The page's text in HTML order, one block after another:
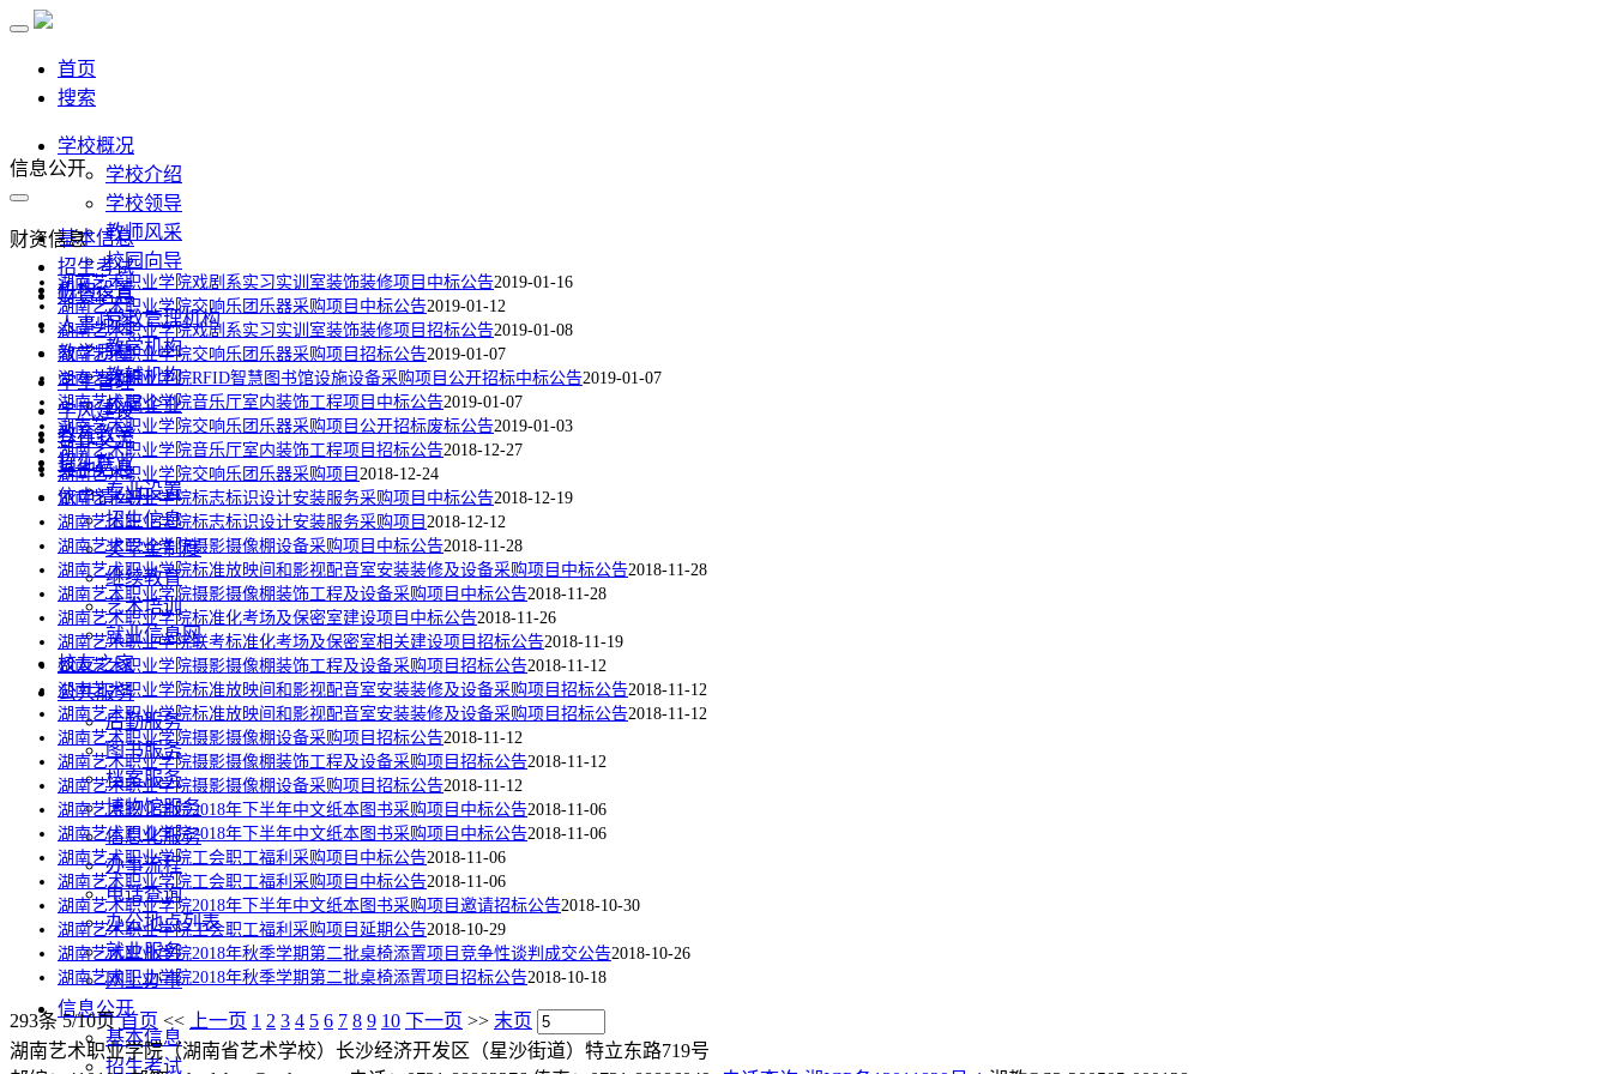
首页
搜索
学校概况
学校介绍
学校领导
教师风采
校园向导
机构设置
党政管理机构
教学机构
教辅机构
校属企业
教育教学
招生就业
专业设置
招生信息
奖学金制度
继续教育
艺术培训
就业信息网
校友之家
公共服务
后勤服务
图书服务
档案服务
博物馆服务
信息化服务
办事流程
电话查询
办公地点列表
就业服务
网上办事
信息公开
基本信息
招生考试
信息公开
基本信息
招生考试
财资信息
人事师资
教学质量
学生管理
学风建设
合作交流
其他信息
依申请公开
财资信息
湖南艺术职业学院戏剧系实习实训室装饰装修项目中标公告2019-01-16
湖南艺术职业学院交响乐团乐器采购项目中标公告2019-01-12
湖南艺术职业学院戏剧系实习实训室装饰装修项目​招标公告2019-01-08
湖南艺术职业学院交响乐团乐器采购项目招标公告2019-01-07
湖南艺术职业学院RFID智慧图书馆设施设备采购项目公开招标中标公告2019-01-07
湖南艺术职业学院音乐厅室内装饰工程项目中标公告2019-01-07
湖南艺术职业学院交响乐团乐器采购项目公开招标废标公告2019-01-03
湖南艺术职业学院音乐厅室内装饰工程项目招标公告2018-12-27
湖南艺术职业学院交响乐团乐器采购项目 2018-12-24
湖南艺术职业学院标志标识设计安装服务采购项目中标公告2018-12-19
湖南艺术职业学院标志标识设计安装服务采购项目 2018-12-12
湖南艺术职业学院摄影摄像棚设备采购项目中标公告2018-11-28
湖南艺术职业学院标准放映间和影视配音室安装装修及设备采购项目中标公告2018-11-28
湖南艺术职业学院摄影摄像棚装饰工程及设备采购项目中标公告2018-11-28
湖南艺术职业学院标准化考场及保密室建设项目中标公告2018-11-26
湖南艺术职业学院联考标准化考场及保密室相关建设项目招标公告2018-11-19
湖南艺术职业学院摄影摄像棚装饰工程及设备采购项目招标公告2018-11-12
湖南艺术职业学院标准放映间和影视配音室安装装修及设备采购项目招标公告2018-11-12
湖南艺术职业学院标准放映间和影视配音室安装装修及设备采购项目招标公告2018-11-12
湖南艺术职业学院摄影摄像棚设备采购项目招标公告2018-11-12
湖南艺术职业学院摄影摄像棚装饰工程及设备采购项目招标公告2018-11-12
湖南艺术职业学院摄影摄像棚设备采购项目招标公告2018-11-12
湖南艺术职业学院2018年下半年中文纸本图书采购项目中标公告2018-11-06
湖南艺术职业学院2018年下半年中文纸本图书采购项目中标公告2018-11-06
湖南艺术职业学院工会职工福利采购项目中标公告2018-11-06
湖南艺术职业学院工会职工福利采购项目中标公告2018-11-06
湖南艺术职业学院2018年下半年中文纸本图书采购项目邀请招标公告2018-10-30
湖南艺术职业学院工会职工福利采购项目延期公告2018-10-29
湖南艺术职业学院2018年秋季学期第二批桌椅添置项目竞争性谈判成交公告2018-10-26
湖南艺术职业学院2018年秋季学期第二批桌椅添置项目招标公告2018-10-18
293条 5/10页首页 << 上一页 1 2 3 4 5 6 7 8 9 10 下一页 >> 末页
湖南艺术职业学院（湖南省艺术学校）长沙经济开发区（星沙街道）特立东路719号